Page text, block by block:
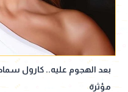
بعد الهجوم عليه.. كارول
مؤثرة